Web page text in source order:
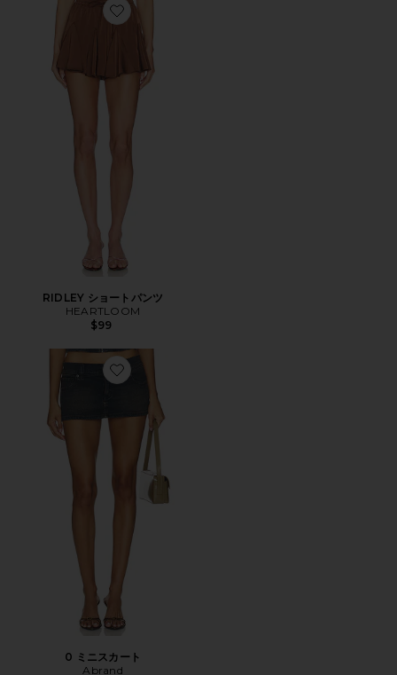
Favorite RIDLEY ショートパンツ
RIDLEY ショートパンツ
HEARTLOOM
$99
Favorite 0 ミニスカート
0 ミニスカート
Abrand